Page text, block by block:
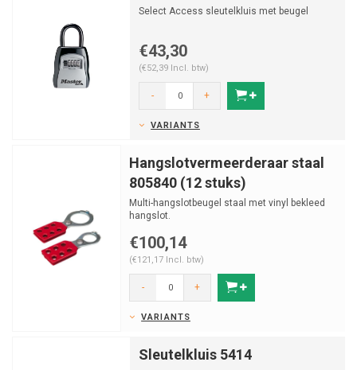
Select Access sleutelkluis met beugel
€43,30
(€52,39 Incl. btw)
- +
VARIANTS
Hangslotvermeerderaar staal
805840 (12 stuks)
Multi-hangslotbeugel staal met vinyl bekleed
hangslot.
€100,14
(€121,17 Incl. btw)
- +
VARIANTS
Sleutelkluis 5414